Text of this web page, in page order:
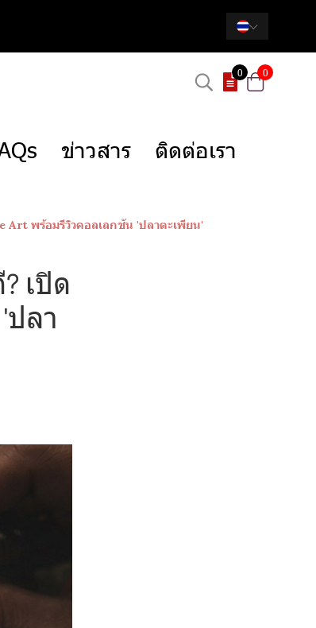
0 0
ข่าวสาร ติดต่อเรา
Art พร้อมรีวิวคอลเลกชัน 'ปลาตะเพียน'
เปิด
ปลา